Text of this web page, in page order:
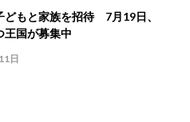
どもと家族を招待 7月19日、
王国が募集中
日